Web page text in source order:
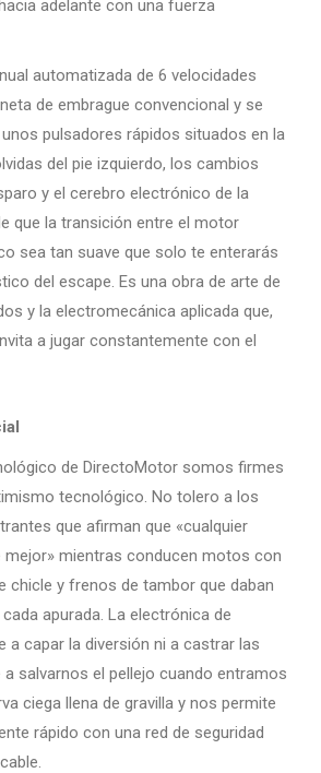
adelante con una fuerza
automatizada de 6 velocidades
de embrague convencional y se
pulsadores rápidos situados en la
del pie izquierdo, los cambios
y el cerebro electrónico de la
que la transición entre el motor
sea tan suave que solo te enterarás
del escape. Es una obra de arte de
y la electromecánica aplicada que,
a jugar constantemente con el
de DirectoMotor somos firmes
tecnológico. No tolero a los
que afirman que «cualquier
mientras conducen motos con
chicle y frenos de tambor que daban
apurada. La electrónica de
a capar la diversión ni a castrar las
a salvarnos el pellejo cuando entramos
ciega llena de gravilla y nos permite
rápido con una red de seguridad